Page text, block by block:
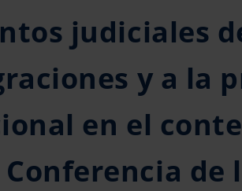
judiciales
y a la
en el
de